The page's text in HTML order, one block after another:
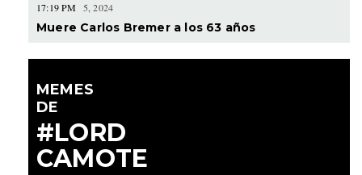
17:19 PM 5, 2024
Muere Carlos Bremer a los 63 años
MEMES
DE
#LORD
CAMOTE